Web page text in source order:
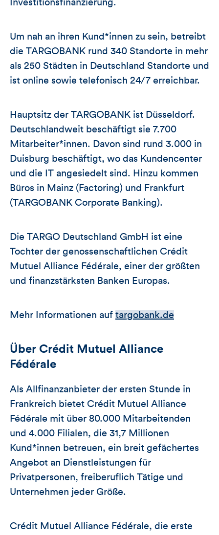
Investitionsfinanzierung.
Um nah an ihren Kund*innen zu sein, betreibt
die TARGOBANK rund 340 Standorte in mehr
als 250 Städten in Deutschland Standorte und
ist online sowie telefonisch 24/7 erreichbar.
Hauptsitz der TARGOBANK ist Düsseldorf.
Deutschlandweit beschäftigt sie 7.700
Mitarbeiter*innen. Davon sind rund 3.000 in
Duisburg beschäftigt, wo das Kundencenter
und die IT angesiedelt sind. Hinzu kommen
Büros in Mainz (Factoring) und Frankfurt
(TARGOBANK Corporate Banking).
Die TARGO Deutschland GmbH ist eine
Tochter der genossenschaftlichen Crédit
Mutuel Alliance Fédérale, einer der größten
und finanzstärksten Banken Europas.
Mehr Informationen auf targobank.de
Über Crédit Mutuel Alliance
Fédérale
Als Allfinanzanbieter der ersten Stunde in
Frankreich bietet Crédit Mutuel Alliance
Fédérale mit über 80.000 Mitarbeitenden
und 4.000 Filialen, die 31,7 Millionen
Kund*innen betreuen, ein breit gefächertes
Angebot an Dienstleistungen für
Privatpersonen, freiberuflich Tätige und
Unternehmen jeder Größe.
Crédit Mutuel Alliance Fédérale, die erste